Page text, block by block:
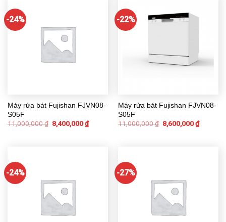
-24%
Máy rửa bát Fujishan FJVN08-
S05F
11,000,000₫ 8,400,000₫
-22%
Máy rửa bát Fujishan FJVN08-
S05F
11,000,000₫ 8,600,000₫
-24% -27%